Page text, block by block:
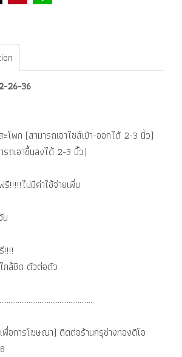
26-36
โพก (สามารถเอาไซส์เข้า-ออกได้ 2-3 นิ้ว)
รถเอาขึ้นลงได้ 2-3 นิ้ว)
!!!!!ไม่มีค่าใช้จ่ายเพิ่ม
น
!!!!
กล้ชิด ตัวต่อตัว
พื่อการโฆษณา) ติดต่อร้านกรุช่างทองดิโอ